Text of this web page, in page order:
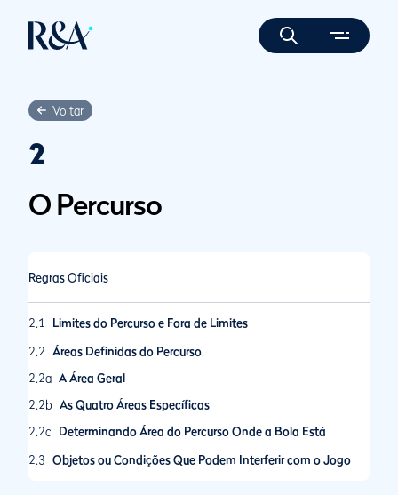
Voltar
2
O Percurso
Regras Oficiais
2.1
Limites do Percurso e Fora de Limites
2.2 Áreas Definidas do Percurso
2.2a A Área Geral
2.2b As Quatro Áreas Específicas
2.2c
Determinando Área do Percurso Onde a Bola Está
2.3 Objetos ou Condições Que Podem Interferir com o Jogo